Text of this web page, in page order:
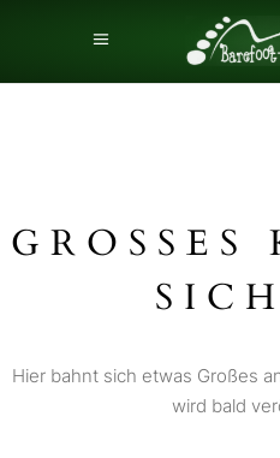
GROSSES
ICH
Hier bahnt sich etwas Großes
wird bald